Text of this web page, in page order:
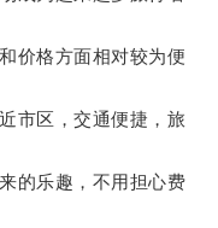
格方面相对较为便
区，交通便捷，旅
乐趣，不用担心费